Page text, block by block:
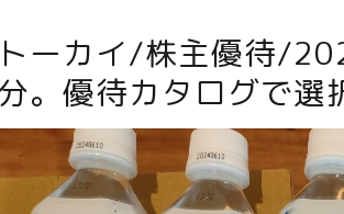
トーカイ/株主優待/
。優待カタログで選